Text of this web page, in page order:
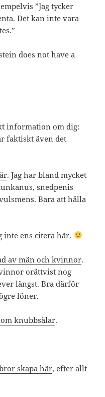
”Jag tycker
Det kan inte vara
does not have a
information om dig:
faktiskt även det
. Jag har bland mycket
snedpenis
Bara att hålla
inte ens citera här.
av män och kvinnor.
orättvist nog
längst. Bra därför
löner.
knubbsälar.
skapa här, efter allt